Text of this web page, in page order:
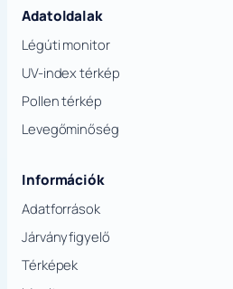
Adatoldalak
Légúti monitor
UV-index térkép
Pollen térkép
Levegőminőség
Információk
Adatforrások
Járványfigyelő
Térképek